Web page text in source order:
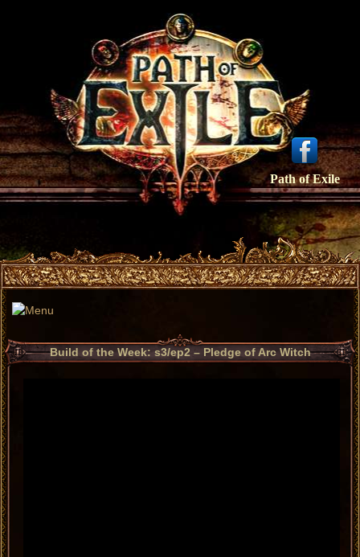
Path of Exile
Build of the Week: s3/ep2 – Pledge of Arc Witch